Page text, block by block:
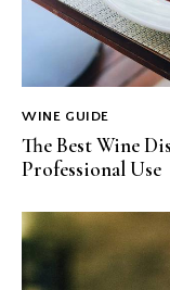
WINE GUIDE
The Best Wine
Professional Use